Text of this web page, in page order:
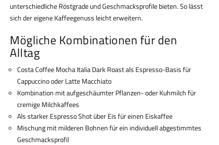
unterschiedliche Röstgrade und Geschmacksprofile bieten. So lässt
sich der eigene Kaffeegenuss leicht erweitern.
Mögliche Kombinationen für den
Alltag
Costa Coffee Mocha Italia Dark Roast als Espresso-Basis für
Cappuccino oder Latte Macchiato
Kombination mit aufgeschäumter Pflanzen- oder Kuhmilch für
cremige Milchkaffees
Als starker Espresso Shot über Eis für einen Eiskaffee
Mischung mit milderen Bohnen für ein individuell abgestimmtes
Geschmacksprofil